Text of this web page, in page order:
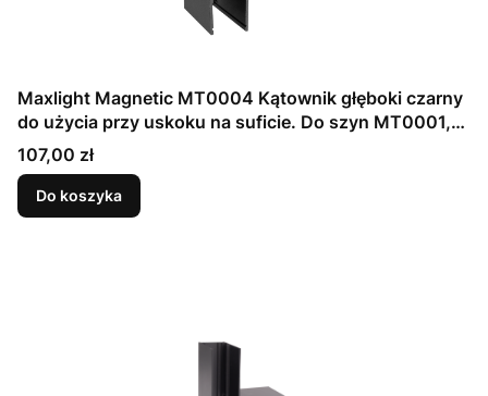
Maxlight Magnetic MT0004 Kątownik głęboki czarny
do użycia przy uskoku na suficie. Do szyn MT0001,
MT0002
Cena
107,00 zł
Do koszyka